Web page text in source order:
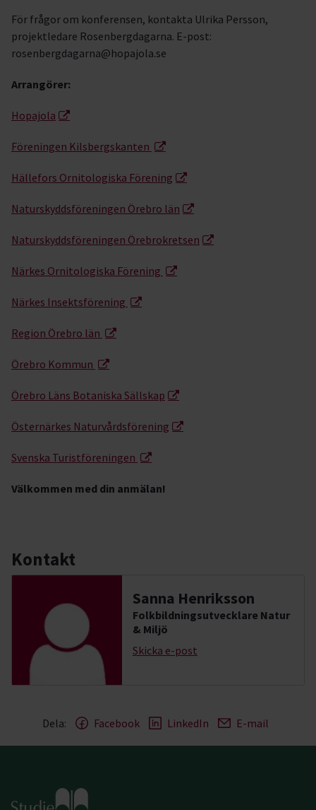
För frågor om konferensen, kontakta Ulrika Persson,
projektledare Rosenbergdagarna. E-post:
rosenbergdagarna@hopajola.se
Arrangörer:
Hopajola
Föreningen Kilsbergskanten
Hällefors Ornitologiska Förening
Naturskyddsföreningen Örebro län
Naturskyddsföreningen Örebrokretsen
Närkes Ornitologiska Förening
Närkes Insektsförening
Region Örebro län
Örebro Kommun
Örebro Läns Botaniska Sällskap
Östernärkes Naturvårdsförening
Svenska Turistföreningen
Välkommen med din anmälan!
Kontakt
Sanna Henriksson
Folkbildningsutvecklare Natur
& Miljö
Skicka e-post
Dela: Facebook LinkedIn E-mail
Gå till studiefrämjandets startsida